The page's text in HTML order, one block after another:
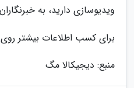
ویدیوسازی دارید، به
برای کسب اطلاعات بیشتر
منبع: دیجیکالا مگ